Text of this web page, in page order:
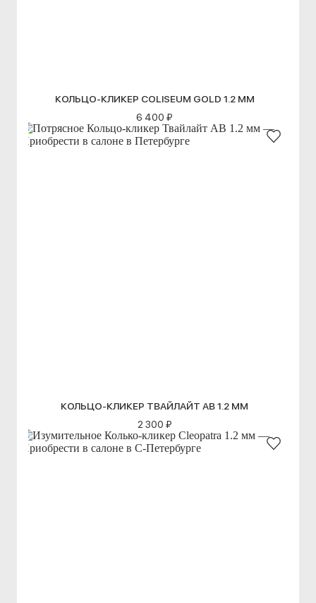
КОЛЬЦО-КЛИКЕР COLISEUM GOLD 1.2 ММ
6 400 ₽
КОЛЬЦО-КЛИКЕР ТВАЙЛАЙТ АВ 1.2 ММ
2 300 ₽